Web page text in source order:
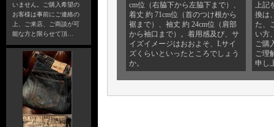
いません。ご購入希望の
お客様は事前にご連絡の
上、ご来店、ご商談が可
能な方と限らせて頂…
cm位（右脇下から左脇下まで）、
着丈 約 71cm位（首のつけ根から
裾まで）、袖丈 約 24cm位（肩部
から袖口まで）。着用感及び、サ
イズイメージはおおよそ、Lサイ
ズくらいといったところでしょう
か。
上記
換は
た、
い方
ご購
ご理
申し